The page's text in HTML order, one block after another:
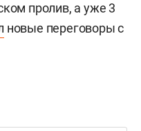
пролив, а уже 3
новые переговоры с